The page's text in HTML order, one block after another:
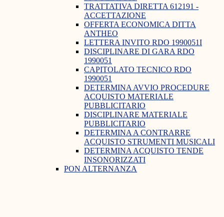
TRATTATIVA DIRETTA 612191 -
ACCETTAZIONE
OFFERTA ECONOMICA DITTA
ANTHEO
LETTERA INVITO RDO 1990051I
DISCIPLINARE DI GARA RDO
1990051
CAPITOLATO TECNICO RDO
1990051
DETERMINA AVVIO PROCEDURE
ACQUISTO MATERIALE
PUBBLICITARIO
DISCIPLINARE MATERIALE
PUBBLICITARIO
DETERMINA A CONTRARRE
ACQUISTO STRUMENTI MUSICALI
DETERMINA ACQUISTO TENDE
INSONORIZZATI
PON ALTERNANZA